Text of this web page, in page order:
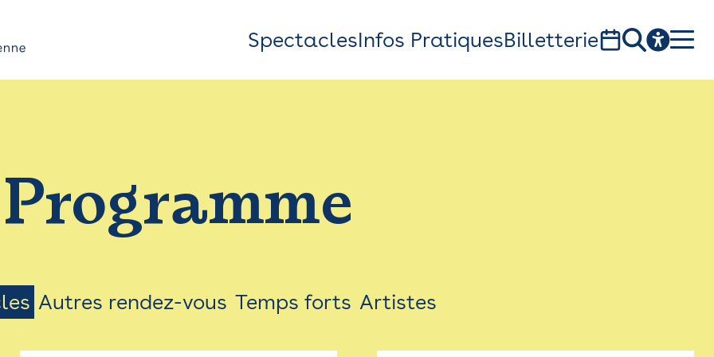
Top
Bar
Menu
SpectaclesInfos PratiquesBilletterie
1, av. du Chateau d'eau - 31300 Toulouse
Programme
Autres rendez-vous Temps forts Artistes